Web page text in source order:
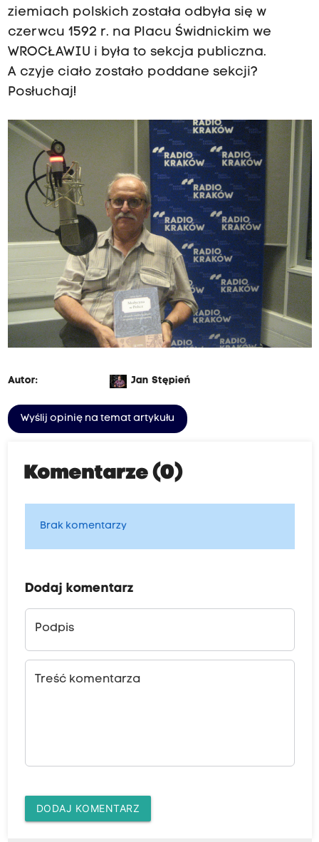
ziemiach polskich została odbyła się w
czerwcu 1592 r. na Placu Świdnickim we
WROCŁAWIU i była to sekcja publiczna.
A czyje ciało zostało poddane sekcji?
Posłuchaj!
Autor: Jan Stępień
Wyślij opinię na temat artykułu
Komentarze (0)
Brak komentarzy
Dodaj komentarz
Podpis
Treść komentarza
DODAJ KOMENTARZ